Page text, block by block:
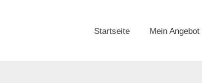
Startseite Mein Angebot